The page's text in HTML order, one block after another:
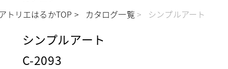
トリエはるかTOP
カタログ一覧 シンプルアート
シンプルアート
C-2093